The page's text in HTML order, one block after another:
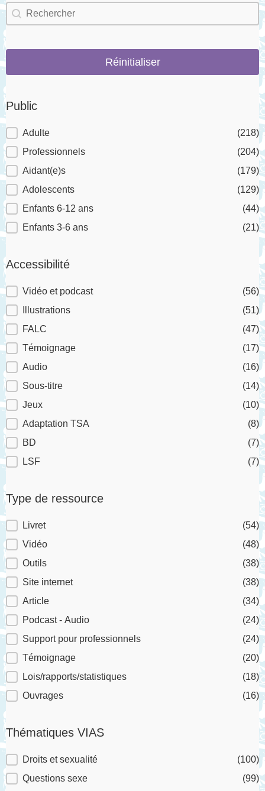
Rechercher
Rechercher
Réinitialiser
Public
PublicAdulte
(218)
Professionnels
(204)
Aidant(e)s
(179)
Adolescents
(129)
Enfants 6-12 ans
(44)
Enfants 3-6 ans
(21)
Accessibilité
Accessibilité
Vidéo et podcast
(56)
Illustrations
(51)
FALC
(47)
Témoignage
(17)
Audio
(16)
Sous-titre
(14)
Jeux
(10)
Adaptation TSA
(8)
BD
(7)
LSF
(7)
Type de ressource
Type de ressource
Livret
(54)
Vidéo
(48)
Outils
(38)
Site internet
(38)
Article
(34)
Podcast - Audio
(24)
Support pour professionnels
(24)
Témoignage
(20)
Lois/rapports/statistiques
(18)
Ouvrages
(16)
Thématiques VIAS
Thématiques VIAS
Droits et sexualité
(100)
Questions sexe
(99)